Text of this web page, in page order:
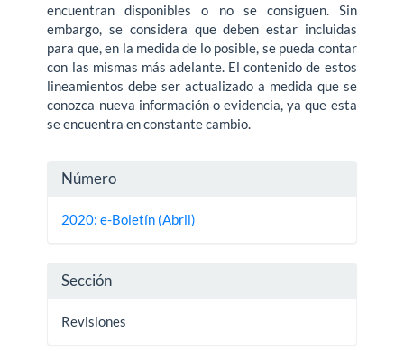
encuentran disponibles o no se consiguen. Sin
embargo, se considera que deben estar incluidas
para que, en la medida de lo posible, se pueda contar
con las mismas más adelante. El contenido de estos
lineamientos debe ser actualizado a medida que se
conozca nueva información o evidencia, ya que esta
se encuentra en constante cambio.
Detalles
del
Número
2020: e-Boletín (Abril)
Sección
Revisiones